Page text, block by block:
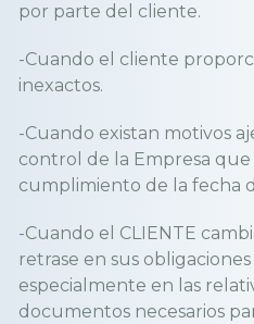
por parte del cliente.
-Cuando el cliente
inexactos.
-Cuando existan motivos
control de la Empresa que
cumplimiento de la fecha
-Cuando el CLIENTE
retrase en sus
especialmente en las
documentos necesarios